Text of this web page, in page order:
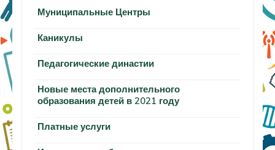
Муниципальные Центры
Каникулы
Педагогические династии
Новые места дополнительного
образования детей в 2021 году
Платные услуги